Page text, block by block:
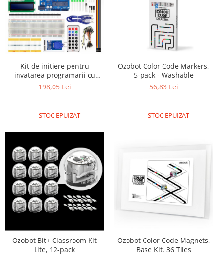
Intel
Latte Panda
Micro:bit
Nvidia
Olinuxino
Photon
Thing
TI
Senzori
Accelerometru
Biometric
Forta
Kit de initiere pentru
invatarea programarii cu
placa de dezvoltare pentru
RFID
198,05 Lei
STOC EPUIZAT
Ozobot Color Code Markers,
5-pack - Washable
56,83 Lei
STOC EPUIZAT
Ozobot Bit+ Classroom Kit
Lite, 12-pack
Ozobot Color Code Magnets,
Base Kit, 36 Tiles